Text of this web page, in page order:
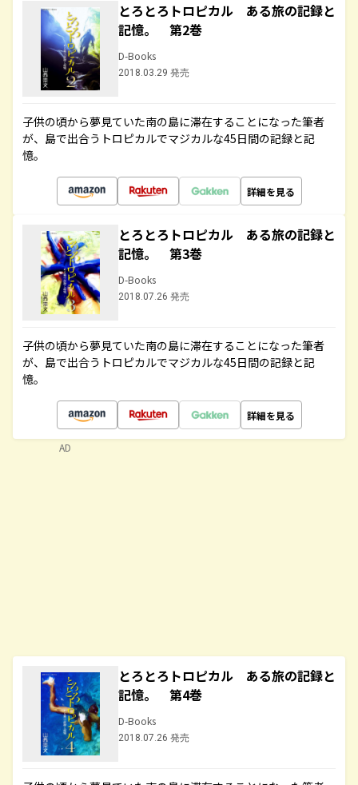
とろとろトロピカル ある旅の記録と
記憶。 第2巻
D-Books
2018.03.29 発売
子供の頃から夢見ていた南の島に滞在することになった筆者
が、島で出合うトロピカルでマジカルな45日間の記録と記
憶。
詳細を見る
とろとろトロピカル ある旅の記録と
記憶。 第3巻
D-Books
2018.07.26 発売
子供の頃から夢見ていた南の島に滞在することになった筆者
が、島で出合うトロピカルでマジカルな45日間の記録と記
憶。
詳細を見る
とろとろトロピカル ある旅の記録と
記憶。 第4巻
D-Books
2018.07.26 発売
AD